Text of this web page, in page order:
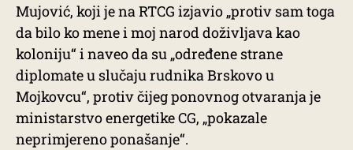
Mujović, koji je na RTCG izjavio „protiv sam toga
da bilo ko mene i moj narod doživljava kao
koloniju“ i naveo da su „određene strane
diplomate u slučaju rudnika Brskovo u
Mojkovcu“, protiv čijeg ponovnog otvaranja je
ministarstvo energetike CG, „pokazale
neprimjereno ponašanje“.